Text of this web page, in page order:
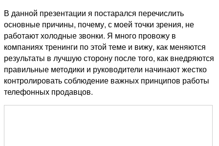
В данной презентации я постарался перечислить
основные причины, почему, с моей точки зрения, не
работают холодные звонки. Я много провожу в
компаниях тренинги по этой теме и вижу, как меняются
результаты в лучшую сторону после того, как внедряются
правильные методики и руководители начинают жестко
контролировать соблюдение важных принципов работы
телефонных продавцов.